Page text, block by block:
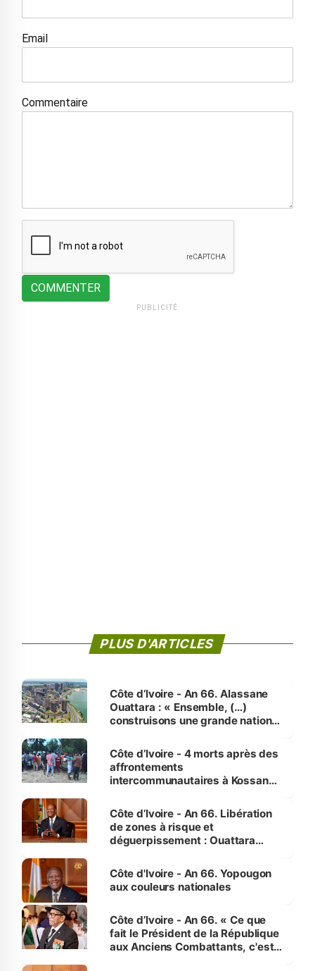
Email
Commentaire
COMMENTER
PUBLICITÉ
PLUS D'ARTICLES
Côte d’Ivoire - An 66. Alassane
Ouattara : « Ensemble, (…)
construisons une grande nation
générations futures »
Côte d’Ivoire - 4 morts après des
affrontements
intercommunautaires à Kossandji
milieu des sinistrés
Côte d’Ivoire - An 66. Libération
de zones à risque et
déguerpissement : Ouattara
l'Etat de droit pour préserver les
vies humaines »
Côte d'Ivoire - An 66. Yopougon
aux couleurs nationales
Côte d’Ivoire - An 66. « Ce que
fait le Président de la République
aux Anciens Combattants, c'est